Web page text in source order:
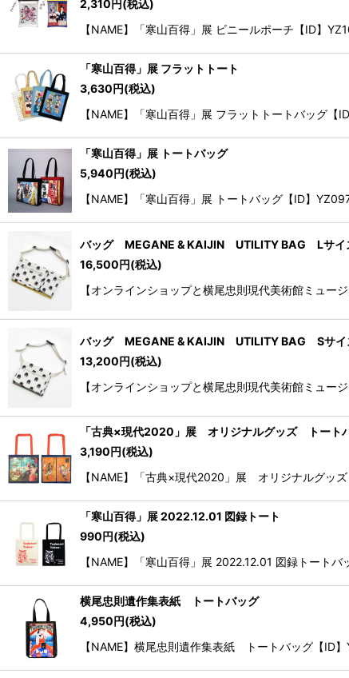
2,310円(税込)
【NAME】「寒山百得」展 ビニールポーチ【ID】
「寒山百得」展 フラットトート
3,630円(税込)
【NAME】「寒山百得」展 フラットトートバッグ
「寒山百得」展 トートバッグ
5,940円(税込)
【NAME】「寒山百得」展 トートバッグ【ID】
バッグ MEGANE & KAIJIN UTILITY BAG Lサイ
16,500円(税込)
【オンラインショップと横尾忠則現代美術館ミュ
バッグ MEGANE & KAIJIN UTILITY BAG Sサイ
13,200円(税込)
【オンラインショップと横尾忠則現代美術館ミュ
「古典×現代2020」展 オリジナルグッズ トート
3,190円(税込)
【NAME】「古典×現代2020」展 オリジナルグ
「寒山百得」展 2022.12.01 図録トート
990円(税込)
【NAME】「寒山百得」展 2022.12.01 図録トー
横尾忠則遺作集表紙 トートバッグ
4,950円(税込)
【NAME】横尾忠則遺作集表紙 トートバッグ【